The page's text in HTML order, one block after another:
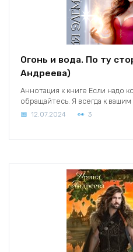
Огонь и вода. По ту
Андреева)
Аннотация к книге Если надо
обращайтесь. Я всегда к вашим
12.07.2024 3